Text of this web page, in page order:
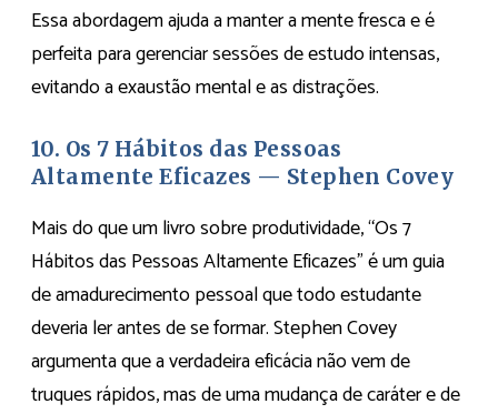
Essa abordagem ajuda a manter a mente fresca e é
perfeita para gerenciar sessões de estudo intensas,
evitando a exaustão mental e as distrações.
10. Os 7 Hábitos das Pessoas
Altamente Eficazes — Stephen Covey
Mais do que um livro sobre produtividade, “Os 7
Hábitos das Pessoas Altamente Eficazes” é um guia
de amadurecimento pessoal que todo estudante
deveria ler antes de se formar. Stephen Covey
argumenta que a verdadeira eficácia não vem de
truques rápidos, mas de uma mudança de caráter e de